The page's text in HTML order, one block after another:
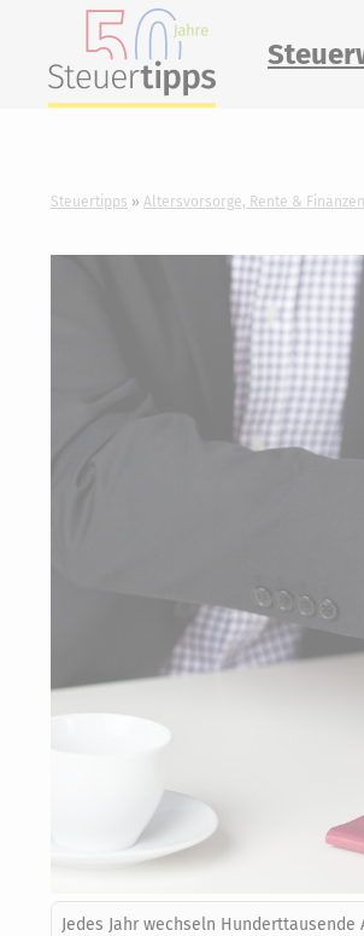
Steuertipps Altersvorsorge, Rente & Finanzen
Jedes Jahr wechseln